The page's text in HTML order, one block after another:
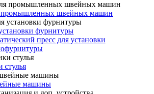
швейных машин
фурнитуры
пресс для установки
стулья
машины